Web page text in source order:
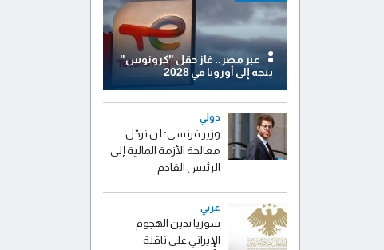
عبر مصر.. غاز حقل "كرونوس"
يتجه إلى أوروبا في 2028
دولي
وزير فرنسي: لن نرحّل
معالجة الأزمة المالية إلى
الرئيس القادم
عربي
سوريا تدين الهجوم
الإيراني على ناقلة